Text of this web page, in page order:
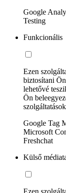
Google
Testing
Funkcionális
Ezen
biztosítani
lehetővé
Ön
Google Tag
Microsoft
Freshchat
Külső
Ezen